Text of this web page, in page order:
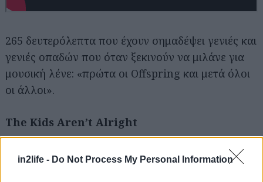
in2life - Do Not Process My Personal Information
265 δευτερόλεπτα που έχουν σημαδέψει γενιές και
γενιές οπαδών που όταν ξεκινούν να μιλάνε για
μουσική λένε: «πρώτα οι Offspring και μετά όλοι
οι άλλοι».
The Kids Aren’t Alright